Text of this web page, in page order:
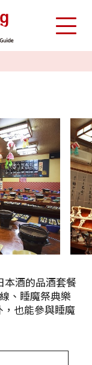
本酒的品酒套餐
、睡魔祭典樂
，也能參與睡魔